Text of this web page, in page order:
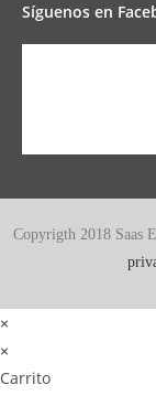
Síguenos en
Copyrigth 2018 Saas
×
×
Carrito